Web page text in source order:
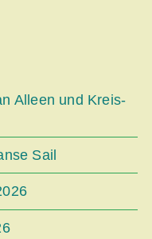
Alleen und Kreis-
Sail